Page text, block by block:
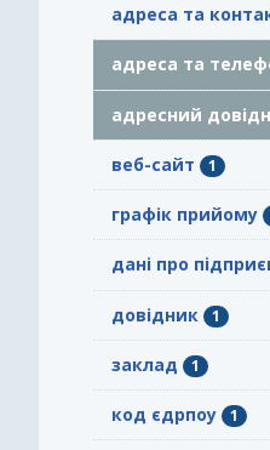
адреса та
адреса та
адресний
веб-сайт 1
графік прийому
дані про
довідник 1
заклад 1
код єдрпоу 1